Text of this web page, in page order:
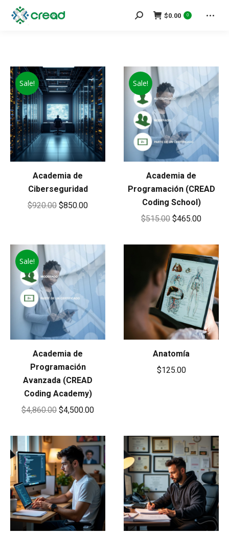
Search:$0.00 0
Sale!
Academia de
Ciberseguridad
$920.00 Original
$920.00.
$850.00Current
$850.00.
Sale!
Academia de
Programación (CREAD
Coding School)
$515.00 Original
was:
$515.00.
$465.00Current
is:
Sale!
Academia de
Programación
Avanzada (CREAD
Coding Academy)
$4,860.00 Original
was:
$4,860.00.
$4,500.00Current
is:
$4,500.00.
Anatomía
$125.00